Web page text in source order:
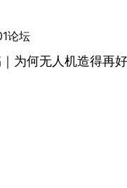
论坛
为何无人机造得再